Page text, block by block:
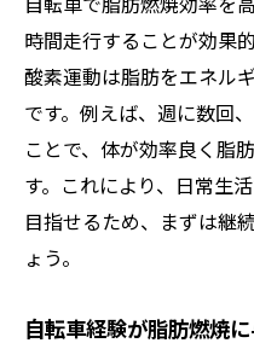
自転車で脂肪燃焼効率を
時間走行することが効果
酸素運動は脂肪をエネル
です。例えば、週に数回
ことで、体が効率良く脂
す。これにより、日常生
目指せるため、まずは継
ょう。
自転車経験が脂肪燃焼